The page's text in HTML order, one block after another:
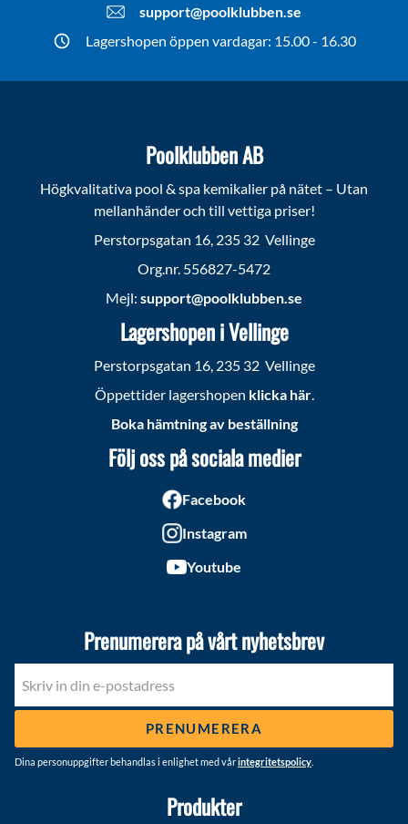
support@poolklubben.se
Lagershopen öppen vardagar: 15.00 - 16.30
Poolklubben AB
Högkvalitativa pool & spa kemikalier på nätet – Utan
mellanhänder och till vettiga priser!
Perstorpsgatan 16, 235 32 Vellinge
Org.nr. 556827-5472
Mejl: support@poolklubben.se
Lagershopen i Vellinge
Perstorpsgatan 16, 235 32 Vellinge
Öppettider lagershopen klicka här.
Boka hämtning av beställning
Följ oss på sociala medier
Facebook
Instagram
Youtube
Prenumerera på vårt nyhetsbrev
PRENUMERERA
Dina personuppgifter behandlas i enlighet med vårintegritetspolicy
Produkter